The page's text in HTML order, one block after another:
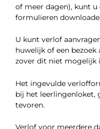
of meer dagen), kunt u
formulieren
U kunt verlof
huwelijk of een
zover dit niet mogelijk
Het ingevulde
bij het leerlingenloket,
tevoren.
Verlof voor meerdere